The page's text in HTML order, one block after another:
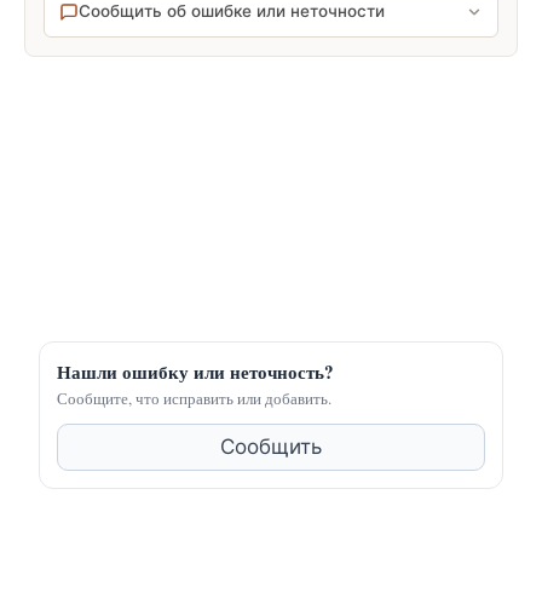
Сообщить об ошибке или неточности
Нашли ошибку или неточность?
Сообщите, что исправить или добавить.
Сообщить